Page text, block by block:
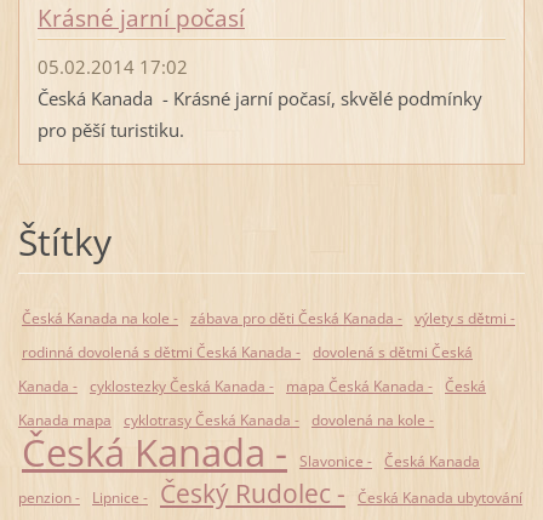
Krásné jarní počasí
05.02.2014 17:02
Česká Kanada - Krásné jarní počasí, skvělé podmínky
pro pěší turistiku.
Štítky
Česká Kanada na kole - zábava pro děti Česká Kanada - výlety s dětmi -
rodinná dovolená s dětmi Česká Kanada - dovolená s dětmi Česká
Kanada - cyklostezky Česká Kanada - mapa Česká Kanada - Česká
Kanada mapa
cyklotrasy Česká Kanada - dovolená na kole -
Česká Kanada - Slavonice - Česká Kanada
penzion -
Lipnice - Český Rudolec -
Česká Kanada ubytování